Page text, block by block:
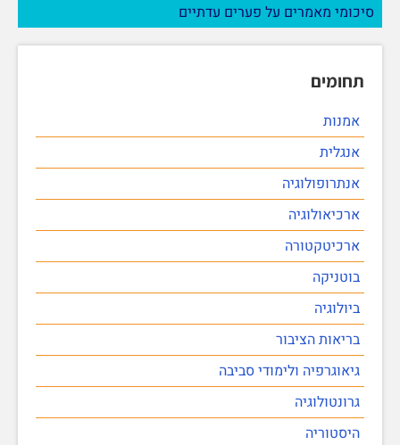
סיכומי מאמרים על פערים עדתיים
תחומים
אמנות
אנגלית
אנתרופולוגיה
ארכיאולוגיה
ארכיטקטורה
בוטניקה
ביולוגיה
בריאות הציבור
גיאוגרפיה ולימודי סביבה
גרונטולוגיה
היסטוריה